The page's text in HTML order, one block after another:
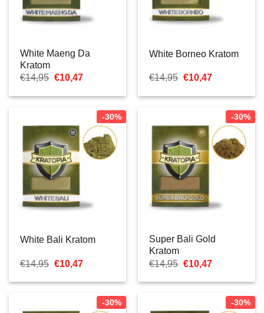
White Maeng Da
Kratom
€14,95 Le
initial
€10,47Le
actuel
€10,47.
White Borneo Kratom
€14,95 Le
initial
€10,47Le
actuel
€10,47.
-30%
White Bali Kratom
€14,95 Le
initial
€10,47Le
actuel
€10,47.
-30%
Super Bali Gold
Kratom
€14,95 Le
initial
€10,47Le
actuel
€10,47.
-30% -30%